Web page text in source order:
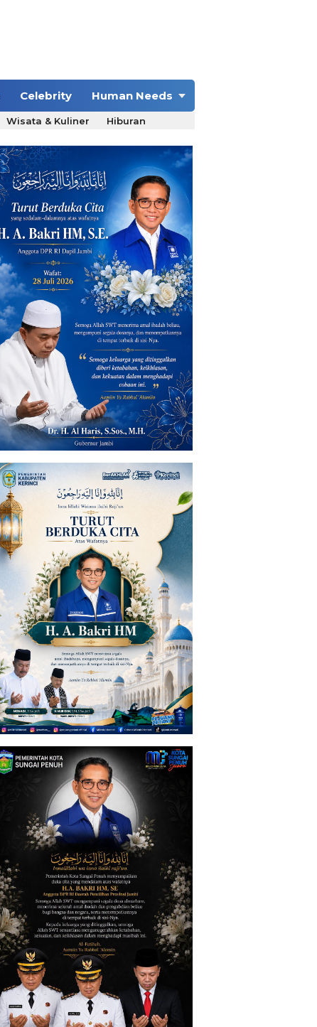
Celebrity Human Needs
Wisata & Kuliner Hiburan